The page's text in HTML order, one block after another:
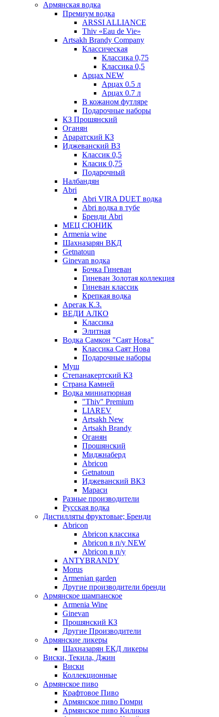
Армянская водка
Премиум водка
ARSSI ALLIANCE
Thiv «Eau de Vie»
Artsakh Brandy Company
Классическая
Классика 0,75
Классика 0,5
Арцах NEW
Арцах 0.5 л
Арцах 0.7 л
В кожаном футляре
Подарочные наборы
КЗ Прошянский
Оганян
Араратский КЗ
Иджеванский ВЗ
Классик 0,5
Класик 0,75
Подарочный
Налбандян
Abri
Abri VIRA DUET водка
Abri водка в тубе
Бренди Abri
МЕЦ СЮНИК
Armenia wine
Шахназарян ВКД
Getnatoun
Ginevan водка
Бочка Гиневан
Гиневан Золотая коллекция
Гиневан классик
Крепкая водка
Арегак К.З.
ВЕДИ АЛКО
Классика
Элитная
Водка Самкон "Саят Нова"
Классика Саят Нова
Подарочные наборы
Муш
Степанакертский КЗ
Страна Камней
Водка миниатюрная
"Thiv" Premium
LIAREV
Artsakh New
Artsakh Brandy
Оганян
Прошянский
Миджнаберд
Abricon
Getnatoun
Иджеванский ВКЗ
Мараси
Разные производители
Русская водка
Дистилляты фруктовые; Бренди
Abricon
Abricon классика
Abricon в п/у NEW
Abricon в п/у
ANTYBRANDY
Morus
Armenian garden
Другие производители бренди
Армянское шампанское
Armenia Wine
Ginevan
Прошянский КЗ
Другие Производители
Армянские ликеры
Шахназарян ЕКД ликеры
Виски, Текила, Джин
Виски
Коллекционные
Армянское пиво
Крафтовое Пиво
Армянское пиво Гюмри
Армянское пиво Киликия